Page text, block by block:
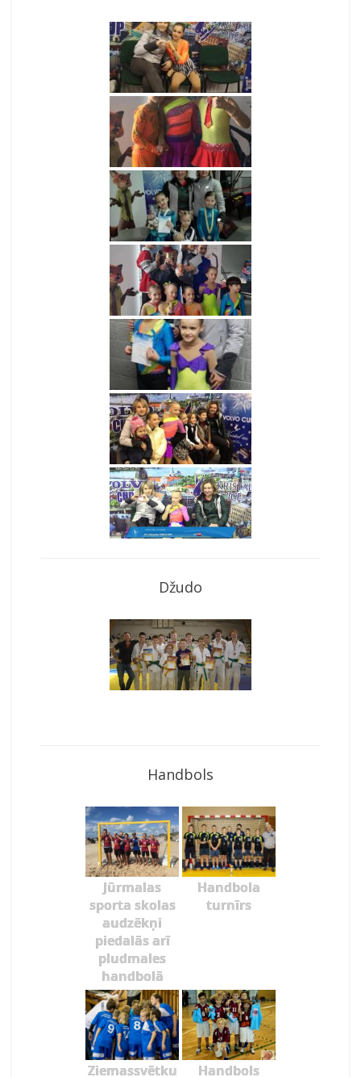
Džudo
Handbols
Jūrmalas
sporta skolas
audzēkņi
piedalās arī
pludmales
handbolā
Handbola
turnīrs
Ziemassvētku
Handbols